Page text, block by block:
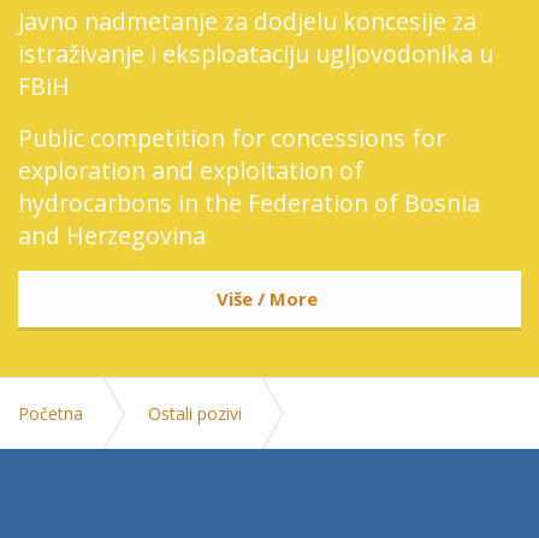
Javno nadmetanje za dodjelu koncesije za
istraživanje i eksploataciju ugljovodonika u
FBiH
Public competition for concessions for
exploration and exploitation of
hydrocarbons in the Federation of Bosnia
and Herzegovina
Više / More
Početna Ostali pozivi